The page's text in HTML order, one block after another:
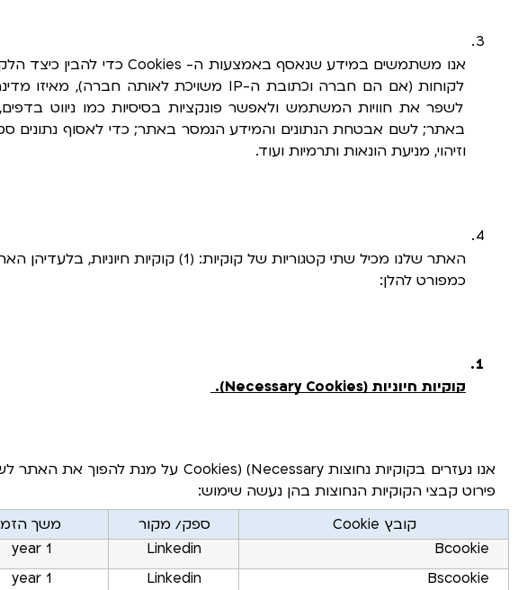
וזיהוי, מניעת הונאות ותרמיות ועוד.
כמפורט להלן:
קוקיות חיוניות (Necessary Cookies).
פירוט קבצי הקוקיות הנחוצות בהן נעשה שימוש:
משך ספק/ מקור
קובץ Cookie
1 year
Linkedin
Bcookie
1 year
Linkedin
Bscookie